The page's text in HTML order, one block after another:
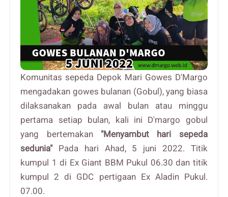
Komunitas sepeda Depok Mari Gowes D'Margo
mengadakan gowes bulanan (Gobul), yang biasa
dilaksanakan pada awal bulan atau minggu
pertama setiap bulan, kali ini D'margo gobul
yang bertemakan "Menyambut hari sepeda
sedunia"Pada hari Ahad, 5 juni 2022. Titik
kumpul 1 di Ex Giant BBM Pukul 06.30 dan titik
kumpul 2 di GDC pertigaan Ex Aladin Pukul.
07.00.